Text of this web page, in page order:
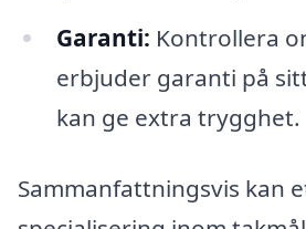
Garanti: Kontrollera
erbjuder garanti på
kan ge extra trygghet.
Sammanfattningsvis kan